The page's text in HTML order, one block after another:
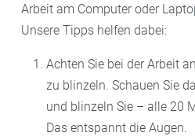
Arbeit am Computer oder
Unsere Tipps helfen dabei:
Achten Sie bei der Arbeit
zu blinzeln. Schauen Sie
und blinzeln Sie – alle 20
Das entspannt die Augen.